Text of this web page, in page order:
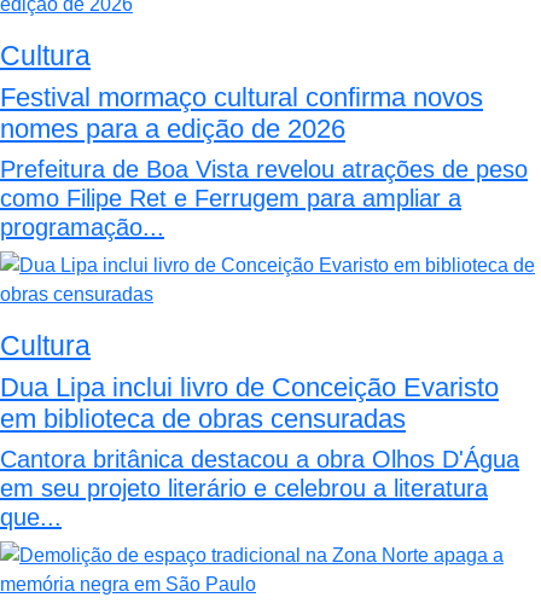
Cultura
Festival mormaço cultural confirma novos
nomes para a edição de 2026
Prefeitura de Boa Vista revelou atrações de peso
como Filipe Ret e Ferrugem para ampliar a
programação...
Cultura
Dua Lipa inclui livro de Conceição Evaristo
em biblioteca de obras censuradas
Cantora britânica destacou a obra Olhos D'Água
em seu projeto literário e celebrou a literatura
que...